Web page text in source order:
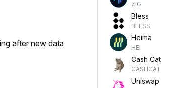
after new data
ZIG
Bless
BLESS
Heima
HEI
Cash Cat
CASHCAT
Uniswap